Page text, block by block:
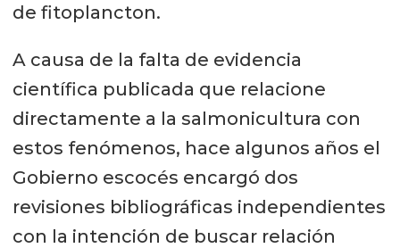
de fitoplancton.
A causa de la falta de evidencia
científica publicada que relacione
directamente a la salmonicultura con
estos fenómenos, hace algunos años el
Gobierno escocés encargó dos
revisiones bibliográficas independientes
con la intención de buscar relación